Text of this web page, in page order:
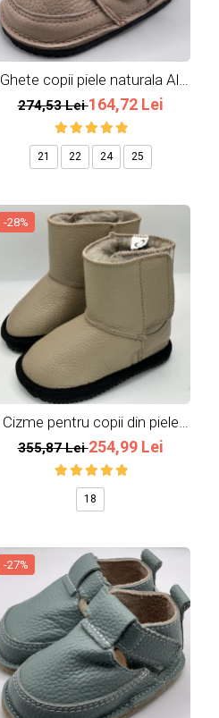
Ghete copii piele naturala All
Pink
274,53 Lei164,72 Lei
21 22 24 25
-28%
Cizme pentru copii din piele
naturala All Beige
355,87 Lei254,99 Lei
18
-27%